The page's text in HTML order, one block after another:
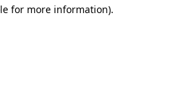
for more information).